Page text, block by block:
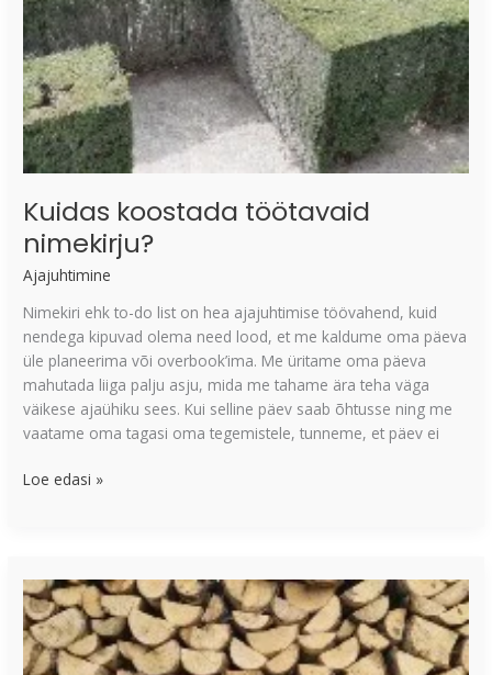
Kuidas koostada töötavaid
nimekirju?
Ajajuhtimine
Nimekiri ehk to-do list on hea ajajuhtimise töövahend, kuid
nendega kipuvad olema need lood, et me kaldume oma päeva
üle planeerima või overbook’ima. Me üritame oma päeva
mahutada liiga palju asju, mida me tahame ära teha väga
väikese ajaühiku sees. Kui selline päev saab õhtusse ning me
vaatame oma tagasi oma tegemistele, tunneme, et päev ei
Loe edasi »
suur
eesmärk
tuleks
jagada